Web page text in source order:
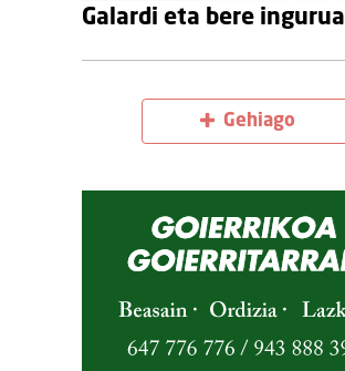
Galardi eta bere ingurua
Gehiago